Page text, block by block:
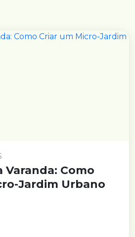
Varanda: Como
Jardim Urbano